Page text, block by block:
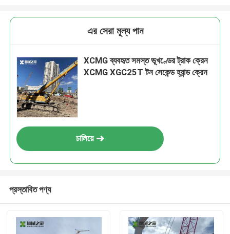
এর সেরা মূল্য পান
XCMG ব্যবহৃত সমস্ত ভূখণ্ডের ট্রাক ক্রেন
XCMG XGC25T টন সেকেন্ড হ্যান্ড ক্রেন
চালিয়ে
প্রস্তাবিত পণ্য